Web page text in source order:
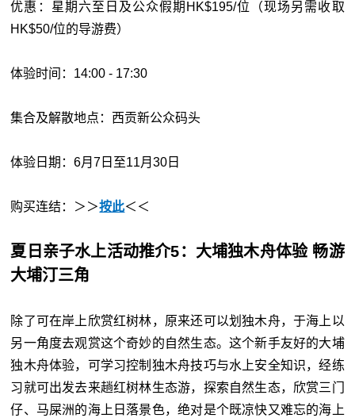
优惠：星期六至日及公众假期HK$195/位（现场另需收取
HK$50/位的导游费）
体验时间：14:00 - 17:30
集合及解散地点：西贡新公众码头
体验日期：6月7日至11月30日
购买连结：＞＞按此＜＜
夏日亲子水上活动推介5：大埔独木舟体验 畅游
大埔汀三角
除了可在岸上欣赏红树林，原来还可以划独木舟，于海上以
另一角度去观赏这个奇妙的自然生态。这个新手友好的大埔
独木舟体验，可学习控制独木舟技巧与水上安全知识，经练
习就可出发去来趟红树林生态游，探索自然生态，欣赏三门
仔、马屎洲的海上日落景色，绝对是个既凉快又难忘的海上